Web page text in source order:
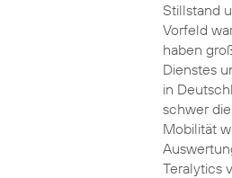
Stillstand
Vorfeld
haben
Dienstes
in
schwer
Mobilität
Teralytics